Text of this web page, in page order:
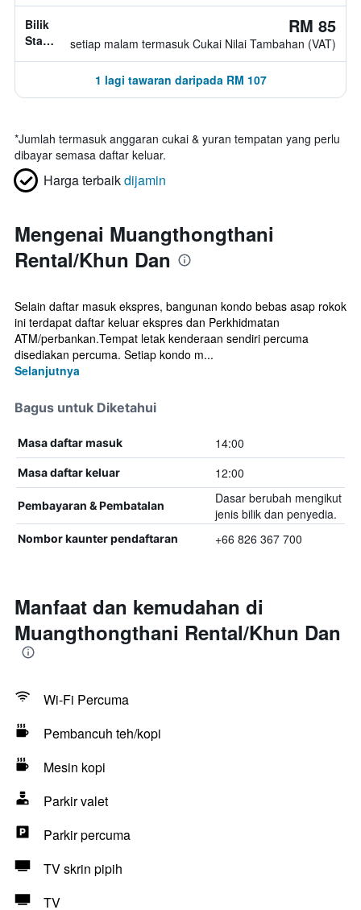
katil
tidak
diketahui
Bilik
Standard,
RM 85
setiap malam termasuk Cukai Nilai Tambahan (VAT)
1 lagi tawaran daripada RM 107
*Jumlah termasuk anggaran cukai & yuran tempatan yang perlu
dibayar semasa daftar keluar.
Harga terbaikdijamin
Mengenai Muangthongthani
Rental/Khun Dan
Selain daftar masuk ekspres, bangunan kondo bebas asap rokok
ini terdapat daftar keluar ekspres dan Perkhidmatan
ATM/perbankan.Tempat letak kenderaan sendiri percuma
disediakan percuma. Setiap kondo m...
Selanjutnya
Bagus untuk Diketahui
Masa daftar masuk 14:00
Masa daftar keluar 12:00
Pembayaran & Pembatalan
Dasar berubah mengikut
jenis bilik dan penyedia.
Nombor kaunter pendaftaran +66 826 367 700
Manfaat dan kemudahan di
Muangthongthani Rental/Khun Dan
Wi-Fi Percuma
Pembancuh teh/kopi
Mesin kopi
Parkir valet
Parkir percuma
TV skrin pipih
TV